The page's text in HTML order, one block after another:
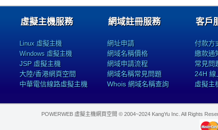
虛擬主機服務
Linux 虛擬主機
Windows 虛擬主機
JSP 虛擬主機
大陸/香港網頁空間
中華電信線路虛擬主機
網域註冊服務
網址申請
網域名稱價格
網域申請流程
網域名稱常見問題
Whois 網域名稱查詢
客戶
付款方
繳款通
常見問
24H 線
虛擬主
POWERWEB 虛擬主機網頁空間 © 2004~2024 KangYu Inc. All Rights